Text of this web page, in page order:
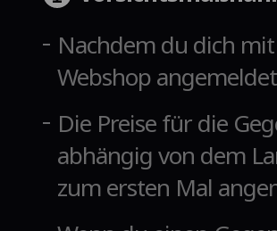
Nachdem du dich
Webshop
Die Preise für die
abhängig von dem
zum ersten Mal